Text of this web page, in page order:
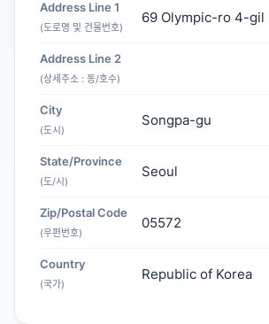
Address Line 1
(도로명 및 건물번호)
69 Olympic-ro 4-gil
Address Line 2
(상세주소 : 동/호수)
City
(도시)
Songpa-gu
State/Province
(도/시)
Seoul
Zip/Postal Code
(우편번호)
05572
Country
(국가)
Republic of Korea